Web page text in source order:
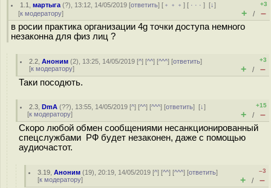
1.1 ,мартыга (?), 13:12, 14/05/2019 [ответить] [ ﹢﹢﹢] [ · · ·][↓]
[к модератору]
+3
+ / –
в росии практика организации 4g точки доступа немного
незаконна для физ лиц ?
2.2 ,Аноним (2), 13:25, 14/05/2019 [^] [^^] [^^^] [ответить]
[к модератору]
+3
+ / –
Таки посодють.
2.3 ,DmA (??), 13:55, 14/05/2019 [^] [^^] [^^^] [ответить][↓]
[к модератору]
+15
+ / –
Скоро любой обмен сообщениями несанкционированный
спецслужбами РФ будет незаконен, даже с помощью
аудиочастот.
3.19 ,Аноним (19), 20:19, 14/05/2019 [^] [^^] [^^^] [ответить]
[к модератору]
–3
+ / –